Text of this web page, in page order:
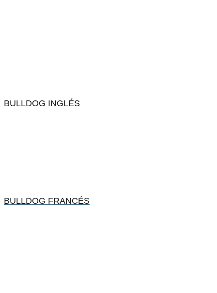
BULLDOG INGLÉS
BULLDOG FRANCÉS